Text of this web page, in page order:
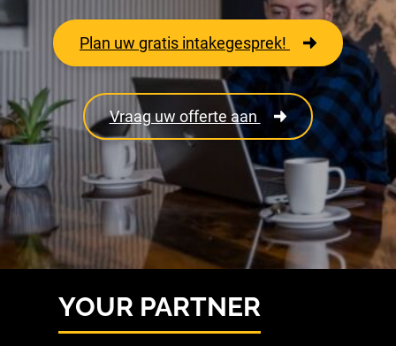
Plan uw gratis intakegesprek!
Vraag uw offerte aan
YOUR PARTNER